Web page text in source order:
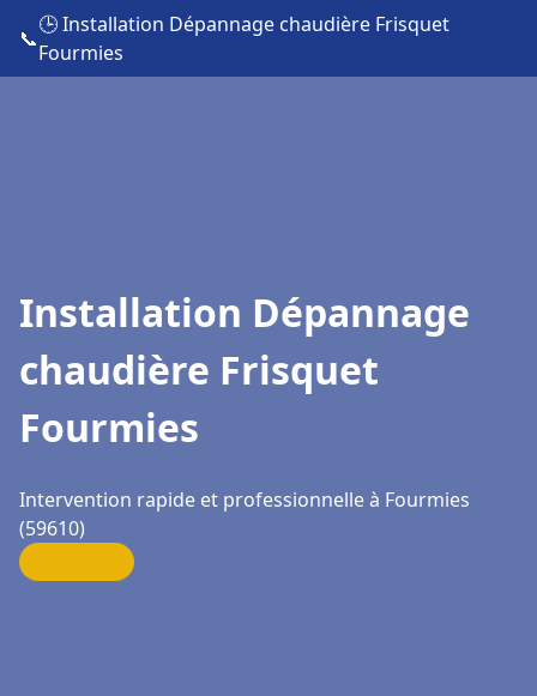
📞
🕒 Installation Dépannage chaudière Frisquet
Fourmies
Installation Dépannage
chaudière Frisquet
Fourmies
Intervention rapide et professionnelle à Fourmies
(59610)